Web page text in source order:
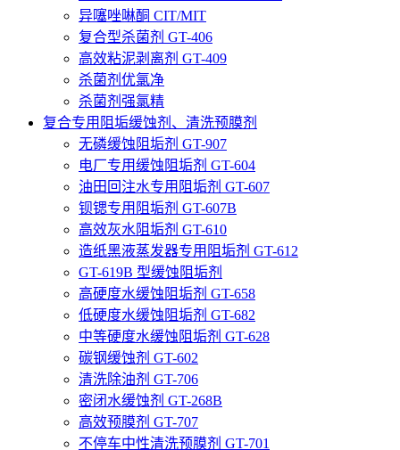
异噻唑啉酮 CIT/MIT
复合型杀菌剂 GT-406
高效粘泥剥离剂 GT-409
杀菌剂优氯净
杀菌剂强氯精
复合专用阻垢缓蚀剂、清洗预膜剂
无磷缓蚀阻垢剂 GT-907
电厂专用缓蚀阻垢剂 GT-604
油田回注水专用阻垢剂 GT-607
钡锶专用阻垢剂 GT-607B
高效灰水阻垢剂 GT-610
造纸黑液蒸发器专用阻垢剂 GT-612
GT-619B 型缓蚀阻垢剂
高硬度水缓蚀阻垢剂 GT-658
低硬度水缓蚀阻垢剂 GT-682
中等硬度水缓蚀阻垢剂 GT-628
碳钢缓蚀剂 GT-602
清洗除油剂 GT-706
密闭水缓蚀剂 GT-268B
高效预膜剂 GT-707
不停车中性清洗预膜剂 GT-701